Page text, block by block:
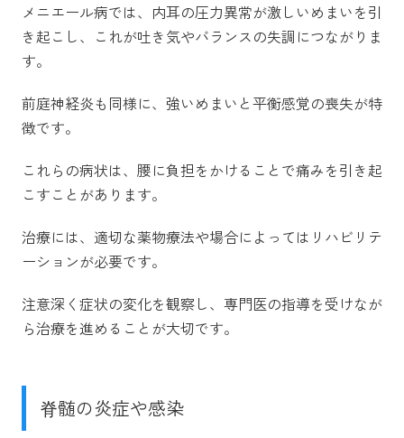
メニエール病では、内耳の圧力異常が激しいめまいを引
き起こし、これが吐き気やバランスの失調につながりま
す。
前庭神経炎も同様に、強いめまいと平衡感覚の喪失が特
徴です。
これらの病状は、腰に負担をかけることで痛みを引き起
こすことがあります。
治療には、適切な薬物療法や場合によってはリハビリテ
ーションが必要です。
注意深く症状の変化を観察し、専門医の指導を受けなが
ら治療を進めることが大切です。
脊髄の炎症や感染